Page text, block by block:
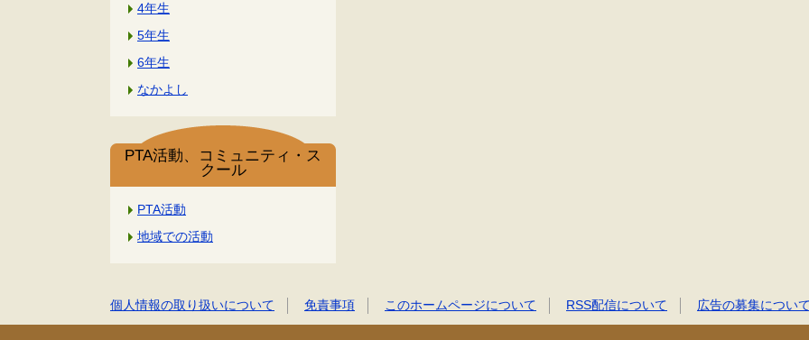
4年生
5年生
6年生
なかよし
PTA活動、コミュニティ・ス
クール
PTA活動
地域での活動
個人情報の取り扱いについて 免責事項 このホームページについて RSS配信について 広告の募集につい